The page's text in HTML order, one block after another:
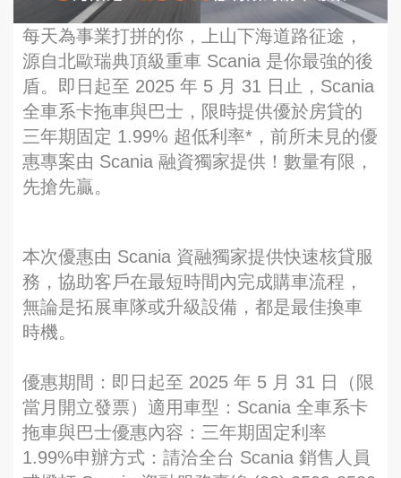
每天為事業打拼的你，上山下海道路征途，
源自北歐瑞典頂級重車 Scania 是你最強的後
盾。即日起至 2025 年 5 月 31 日止，Scania
全車系卡拖車與巴士，限時提供優於房貸的
三年期固定 1.99% 超低利率*，前所未見的優
惠專案由 Scania 融資獨家提供！數量有限，
先搶先贏。
本次優惠由 Scania 資融獨家提供快速核貸服
務，協助客戶在最短時間內完成購車流程，
無論是拓展車隊或升級設備，都是最佳換車
時機。
優惠期間：即日起至 2025 年 5 月 31 日（限
當月開立發票）適用車型：Scania 全車系卡
拖車與巴士優惠內容：三年期固定利率
1.99%申辦方式：請洽全台 Scania 銷售人員